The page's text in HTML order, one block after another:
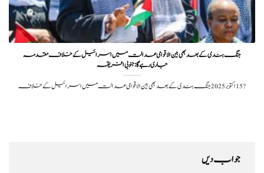
جنگ بندی کے بعد بھی بین الاقوامی عدالت میں اسرائیل کے خلاف مقدمہ
جاری رہے گا:جنوبی افریقہ
?️ 15 اکتوبر 2025جنگ بندی کے بعد بھی بین الاقوامی عدالت میں اسرائیل کے خلاف
جواب دیں